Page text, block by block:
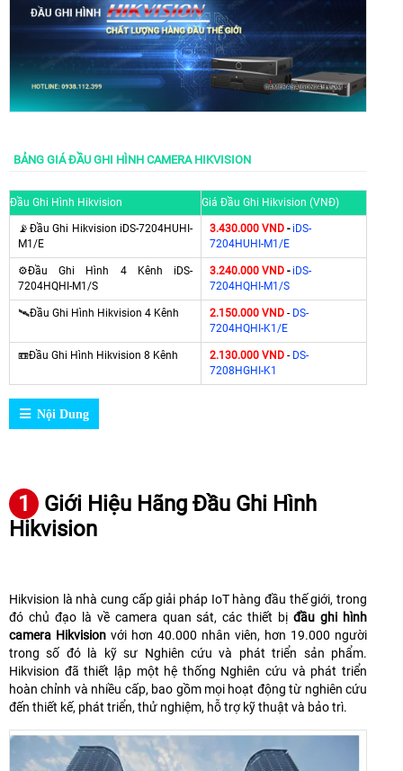
BẢNG GIÁ ĐẦU GHI HÌNH CAMERA HIKVISION
Đầu Ghi Hình Hikvision Giá Đầu Ghi Hikvision (VNĐ)
📡Đầu Ghi Hikvision iDS-7204HUHI-
M1/E
3.430.000 VND - iDS-
7204HUHI-M1/E
⚙Đầu Ghi Hình 4 Kênh iDS-
7204HQHI-M1/S
3.240.000 VND - iDS-
7204HQHI-M1/S
🛰Đầu Ghi Hình Hikvision 4 Kênh 2.150.000 VND - DS-
7204HQHI-K1/E
📼Đầu Ghi Hình Hikvision 8 Kênh 2.130.000 VND - DS-
7208HGHI-K1
Nội Dung
1
Giới Hiệu Hãng Đầu Ghi Hình
Hikvision
Hikvision là nhà cung cấp giải pháp IoT hàng đầu thế giới, trong
đó chủ đạo là về camera quan sát, các thiết bịđầu ghi hình
camera Hikvision với hơn 40.000 nhân viên, hơn 19.000 người
trong số đó là kỹ sư Nghiên cứu và phát triển sản phẩm.
Hikvision đã thiết lập một hệ thống Nghiên cứu và phát triển
hoàn chỉnh và nhiều cấp, bao gồm mọi hoạt động từ nghiên cứu
đến thiết kế, phát triển, thử nghiệm, hỗ trợ kỹ thuật và bảo trì.